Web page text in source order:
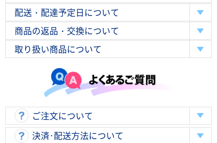
配送・配達予定日について
商品の返品・交換について
取り扱い商品について
ご注文について
決済･配送方法について